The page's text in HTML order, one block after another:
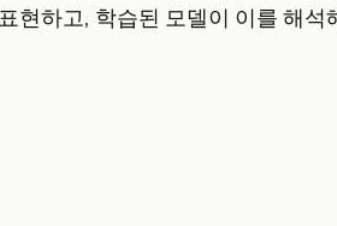
현하고, 학습된 모델이 이를 해